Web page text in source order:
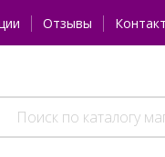
Отзывы